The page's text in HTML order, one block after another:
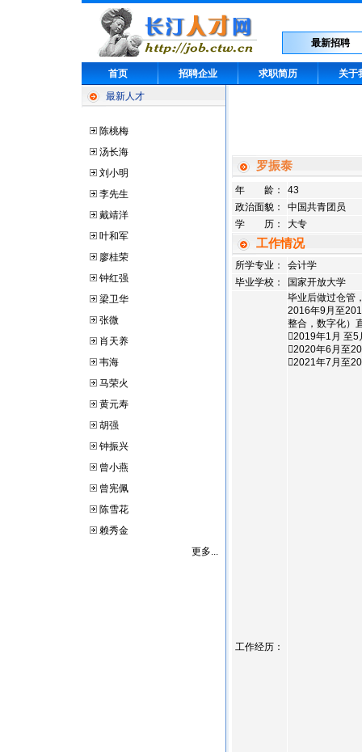
最新招聘
首页 招聘企业 求职简历
关于
最新人才
陈桃梅
汤长海
刘小明
李先生
戴靖洋
叶和军
廖桂荣
钟红强
梁卫华
张微
肖天养
韦海
马荣火
黄元寿
胡强
钟振兴
曾小燕
曾宪佩
陈雪花
赖秀金
更多...
罗振泰
年 龄：
43
政治面貌：
中国共青团员
学 历：
大专
工作情况
所学专业：
会计学
毕业学校：
国家开放大学
工作经历：
毕业后做过仓管
2016年9月至
整合，数字化）
2019年1月 至5
2020年6月至
2021年7月至